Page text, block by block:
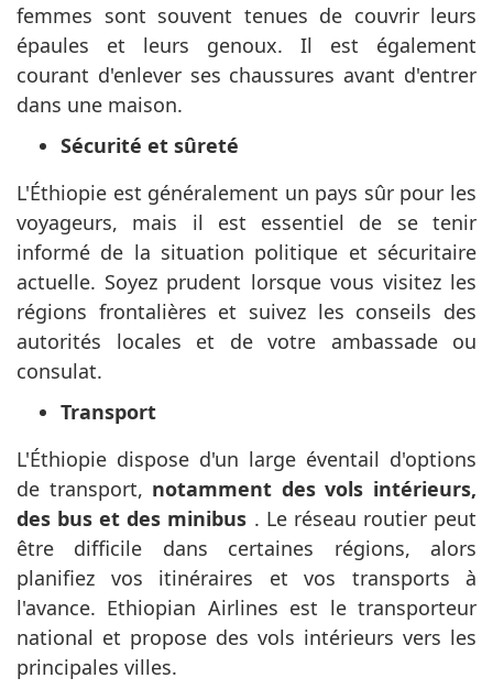
femmes sont souvent tenues de couvrir leurs
épaules et leurs genoux. Il est également
courant d'enlever ses chaussures avant d'entrer
dans une maison.
Sécurité et sûreté
L'Éthiopie est généralement un pays sûr pour les
voyageurs, mais il est essentiel de se tenir
informé de la situation politique et sécuritaire
actuelle. Soyez prudent lorsque vous visitez les
régions frontalières et suivez les conseils des
autorités locales et de votre ambassade ou
consulat.
Transport
L'Éthiopie dispose d'un large éventail d'options
de transport, notamment des vols intérieurs,
des bus et des minibus . Le réseau routier peut
être difficile dans certaines régions, alors
planifiez vos itinéraires et vos transports à
l'avance. Ethiopian Airlines est le transporteur
national et propose des vols intérieurs vers les
principales villes.